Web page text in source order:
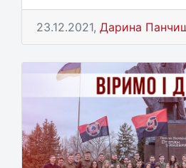
23.12.2021, Дарина